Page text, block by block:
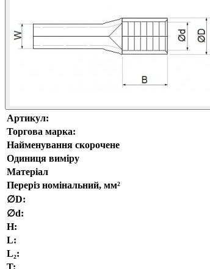
Артикул:
Торгова марка:
Найменування скорочене
Одиниця виміру
Матеріал
Переріз номінальний, мм²
∅D:
∅d:
H:
L:
L₂:
T: